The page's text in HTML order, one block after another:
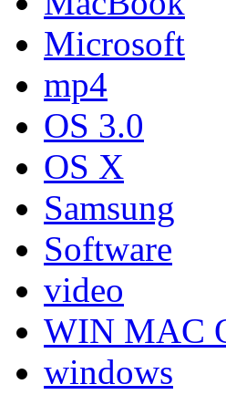
Microsoft
mp4
OS 3.0
OS X
Samsung
Software
video
WIN MAC
windows